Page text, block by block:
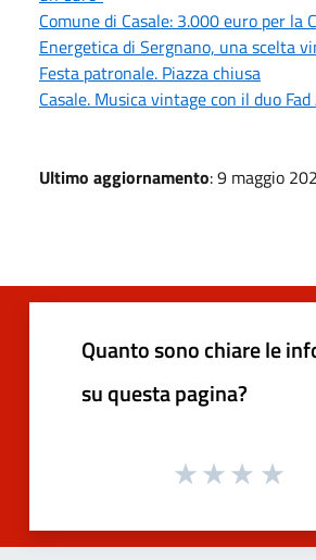
Comune di Casale: 3.000 euro per la
Energetica di Sergnano, una scelta
Festa patronale. Piazza chiusa
Casale. Musica vintage con il duo
Ultimo aggiornamento: 9 maggio
Quanto sono chiare le
su questa pagina?